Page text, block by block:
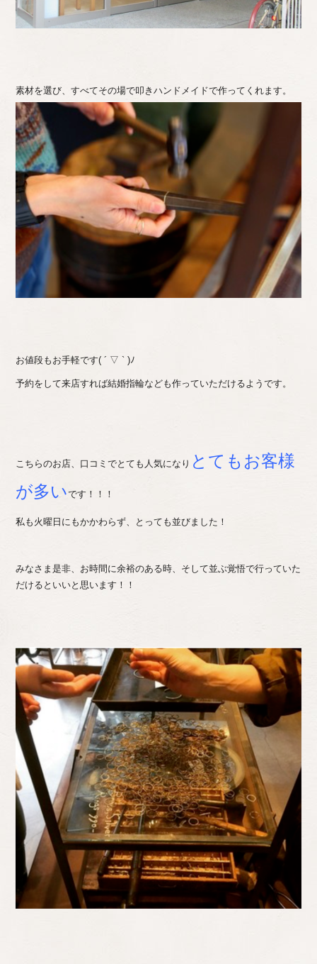
素材を選び、すべてその場で叩きハンドメイドで作ってくれます。
お値段もお手軽です( ´ ▽ ` )ﾉ
予約をして来店すれば結婚指輪なども作っていただけるようです。
こちらのお店、口コミでとても人気になり とてもお客様
が多いです！！！
私も火曜日にもかかわらず、とっても並びました！
みなさま是非、お時間に余裕のある時、そして並ぶ覚悟で行っていた
だけるといいと思います！！